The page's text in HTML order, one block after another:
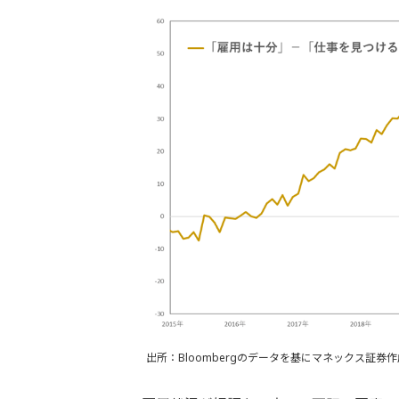
出所：Bloombergのデータを基にマネックス証券作